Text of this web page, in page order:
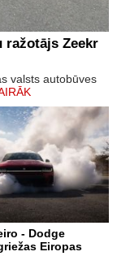
ražotājs Zeekr
valsts autobūves
- Dodge
Eiropas